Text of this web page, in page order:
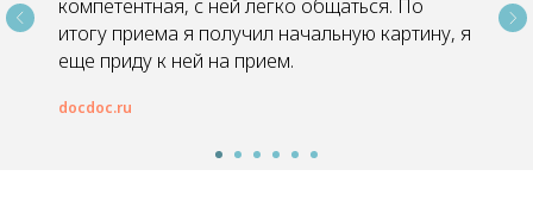
компетентная, с ней легко общаться. По
итогу приема я получил начальную картину, я
еще приду к ней на прием.
docdoc.ru